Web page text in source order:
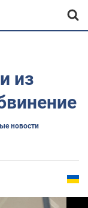
из
новости